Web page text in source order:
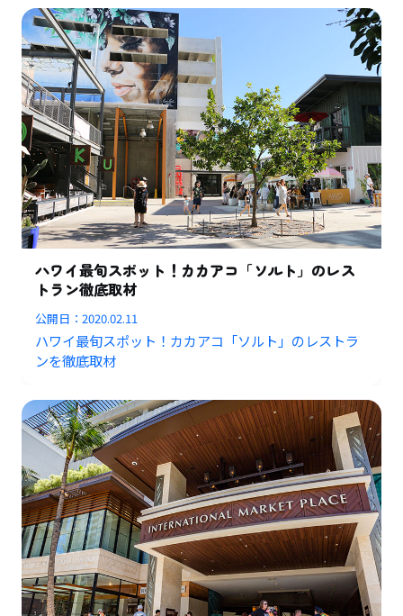
ハワイ最旬スポット！カカアコ「ソルト」のレス
トラン徹底取材
公開日：2020.02.11
ハワイ最旬スポット！カカアコ「ソルト」のレストラ
ンを徹底取材